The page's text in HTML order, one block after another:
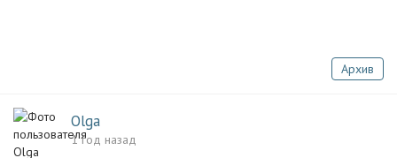
Архив
Olga
1 год назад